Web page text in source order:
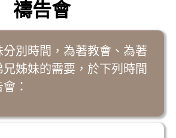
禱告會
別時間，為著教會、為著
姊妹的需要，於下列時間
：